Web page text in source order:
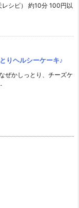
シピ） 約10分 100円以
りヘルシーケーキ♪
ぜかしっとり、チーズケ